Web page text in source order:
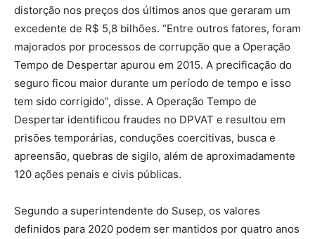
distorção nos preços dos últimos anos que geraram um
excedente de R$ 5,8 bilhões. “Entre outros fatores, foram
majorados por processos de corrupção que a Operação
Tempo de Despertar apurou em 2015. A precificação do
seguro ficou maior durante um período de tempo e isso
tem sido corrigido”, disse. A Operação Tempo de
Despertar identificou fraudes no DPVAT e resultou em
prisões temporárias, conduções coercitivas, busca e
apreensão, quebras de sigilo, além de aproximadamente
120 ações penais e civis públicas.
Segundo a superintendente do Susep, os valores
definidos para 2020 podem ser mantidos por quatro anos